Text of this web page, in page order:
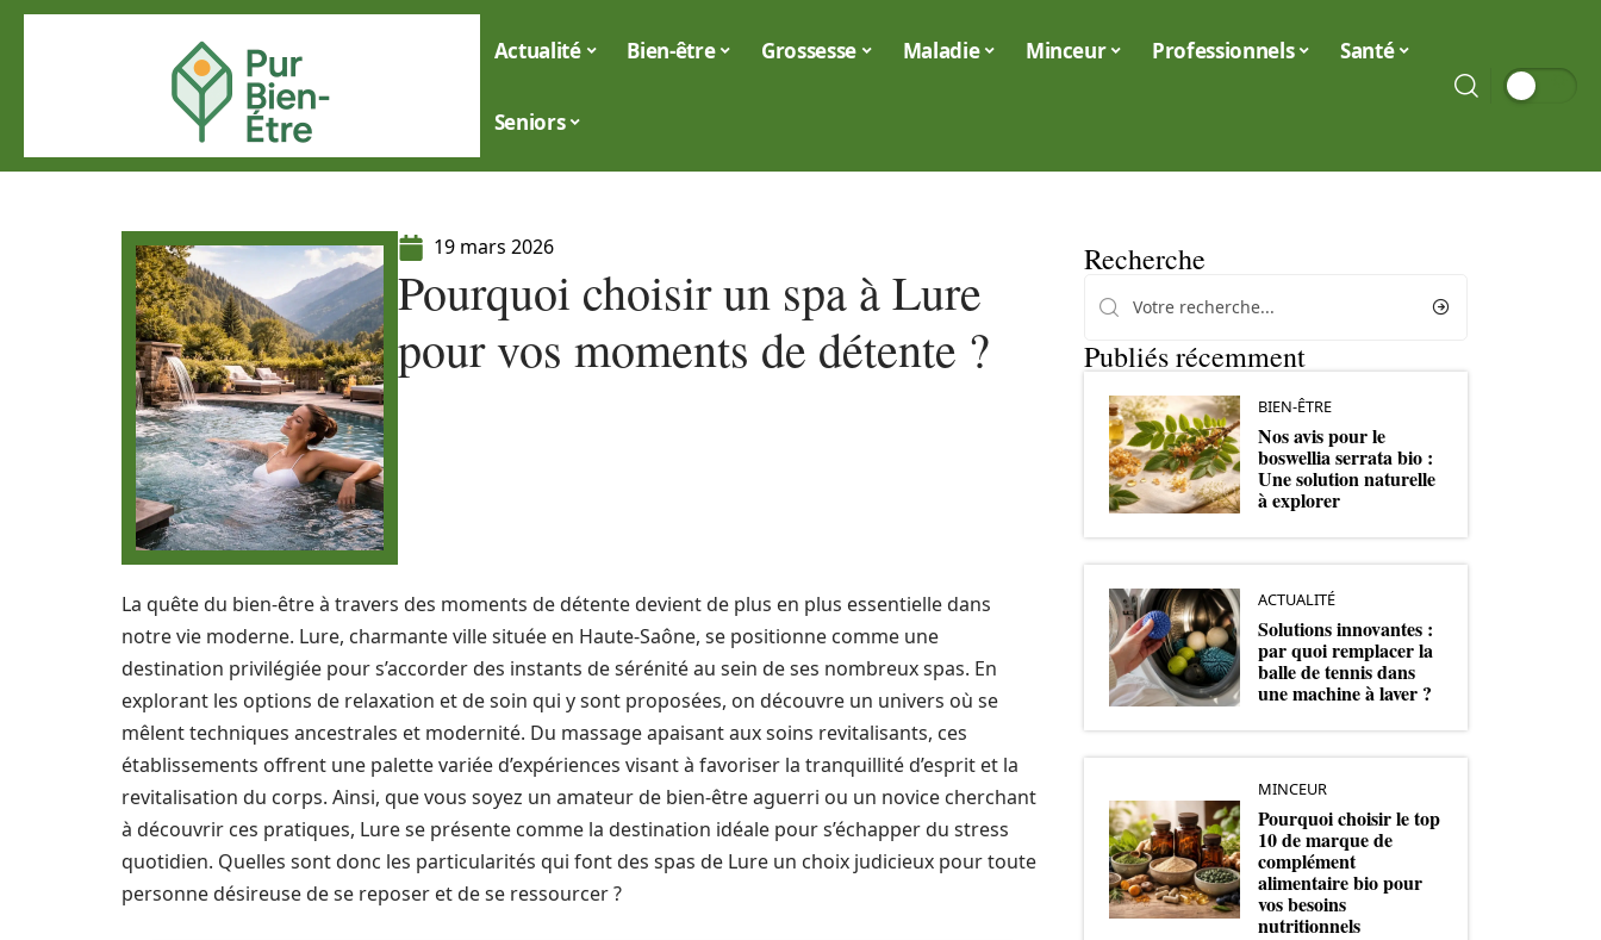
Actualité Bien-être Grossesse Maladie Minceur Professionnels Santé
Seniors
19 mars 2026
Pourquoi choisir un spa à Lure
pour vos moments de détente ?
La quête du bien-être à travers des moments de détente devient de plus en plus essentielle dans
notre vie moderne. Lure, charmante ville située en Haute-Saône, se positionne comme une
destination privilégiée pour s’accorder des instants de sérénité au sein de ses nombreux spas. En
explorant les options de relaxation et de soin qui y sont proposées, on découvre un univers où se
mêlent techniques ancestrales et modernité. Du massage apaisant aux soins revitalisants, ces
établissements offrent une palette variée d’expériences visant à favoriser la tranquillité d’esprit et la
revitalisation du corps. Ainsi, que vous soyez un amateur de bien-être aguerri ou un novice cherchant
à découvrir ces pratiques, Lure se présente comme la destination idéale pour s’échapper du stress
quotidien. Quelles sont donc les particularités qui font des spas de Lure un choix judicieux pour toute
personne désireuse de se reposer et de se ressourcer ?
Recherche
Publiés récemment
BIEN-ÊTRE
Nos avis pour le
boswellia serrata bio :
Une solution naturelle
à explorer
ACTUALITÉ
Solutions innovantes :
par quoi remplacer la
balle de tennis dans
une machine à laver ?
MINCEUR
Pourquoi choisir le top
10 de marque de
complément
alimentaire bio pour
vos besoins
nutritionnels